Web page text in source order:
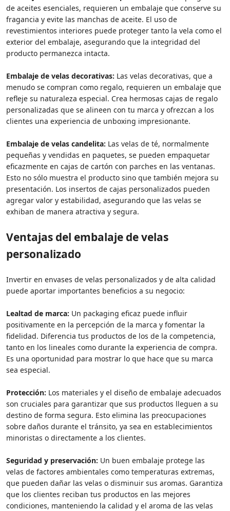
de aceites esenciales, requieren un embalaje que conserve su
fragancia y evite las manchas de aceite. El uso de
revestimientos interiores puede proteger tanto la vela como el
exterior del embalaje, asegurando que la integridad del
producto permanezca intacta.
Embalaje de velas decorativas: Las velas decorativas, que a
menudo se compran como regalo, requieren un embalaje que
refleje su naturaleza especial. Crea hermosas cajas de regalo
personalizadas que se alineen con tu marca y ofrezcan a los
clientes una experiencia de unboxing impresionante.
Embalaje de velas candelita: Las velas de té, normalmente
pequeñas y vendidas en paquetes, se pueden empaquetar
eficazmente en cajas de cartón con parches en las ventanas.
Esto no sólo muestra el producto sino que también mejora su
presentación. Los insertos de cajas personalizados pueden
agregar valor y estabilidad, asegurando que las velas se
exhiban de manera atractiva y segura.
Ventajas del embalaje de velas
personalizado
Invertir en envases de velas personalizados y de alta calidad
puede aportar importantes beneficios a su negocio:
Lealtad de marca: Un packaging eficaz puede influir
positivamente en la percepción de la marca y fomentar la
fidelidad. Diferencia tus productos de los de la competencia,
tanto en los lineales como durante la experiencia de compra.
Es una oportunidad para mostrar lo que hace que su marca
sea especial.
Protección: Los materiales y el diseño de embalaje adecuados
son cruciales para garantizar que sus productos lleguen a su
destino de forma segura. Esto elimina las preocupaciones
sobre daños durante el tránsito, ya sea en establecimientos
minoristas o directamente a los clientes.
Seguridad y preservación: Un buen embalaje protege las
velas de factores ambientales como temperaturas extremas,
que pueden dañar las velas o disminuir sus aromas. Garantiza
que los clientes reciban tus productos en las mejores
condiciones, manteniendo la calidad y el aroma de las velas